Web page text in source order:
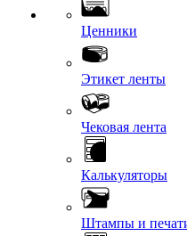
Ценники
Этикет ленты
Чековая лента
Калькуляторы
Штампы и